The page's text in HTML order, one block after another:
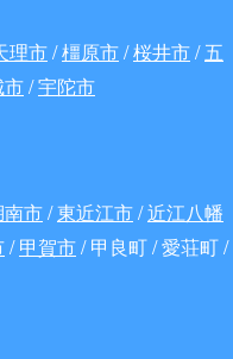
理市/橿原市/桜井市/五
/宇陀市
市/東近江市/近江八幡
/甲賀市/ 甲良町 / 愛荘町 /